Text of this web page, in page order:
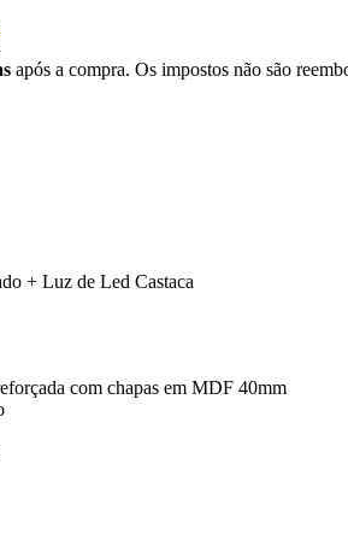
após a compra. Os impostos não são
+ Luz de Led Castaca
com chapas em MDF 40mm